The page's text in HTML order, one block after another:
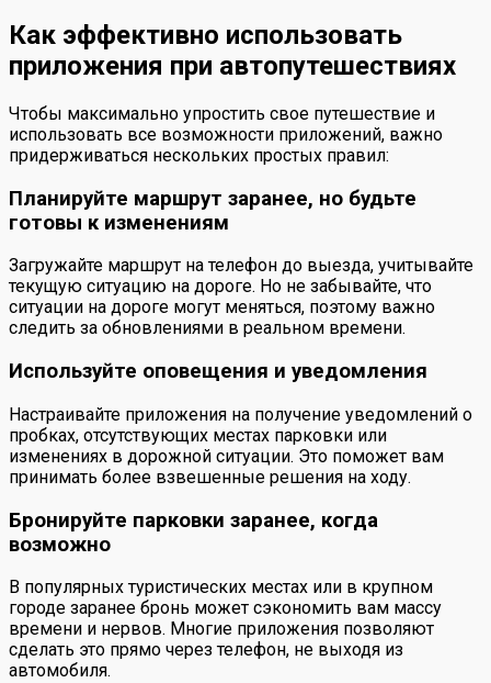
Как эффективно использовать
приложения при автопутешествиях
Чтобы максимально упростить свое путешествие и
использовать все возможности приложений, важно
придерживаться нескольких простых правил:
Планируйте маршрут заранее, но будьте
готовы к изменениям
Загружайте маршрут на телефон до выезда, учитывайте
текущую ситуацию на дороге. Но не забывайте, что
ситуации на дороге могут меняться, поэтому важно
следить за обновлениями в реальном времени.
Используйте оповещения и уведомления
Настраивайте приложения на получение уведомлений о
пробках, отсутствующих местах парковки или
изменениях в дорожной ситуации. Это поможет вам
принимать более взвешенные решения на ходу.
Бронируйте парковки заранее, когда
возможно
В популярных туристических местах или в крупном
городе заранее бронь может сэкономить вам массу
времени и нервов. Многие приложения позволяют
сделать это прямо через телефон, не выходя из
автомобиля.